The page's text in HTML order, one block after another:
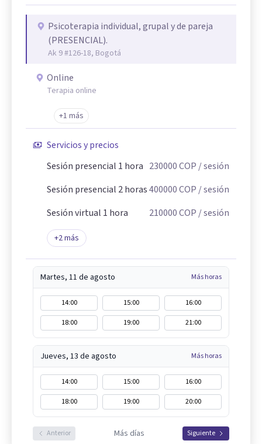
Psicoterapia individual, grupal y de pareja
(PRESENCIAL).
Ak 9 #126-18, Bogotá
Online
Terapia online
+1 más
Servicios y precios
Sesión presencial 1 hora 230000COP / sesión
Sesión presencial 2 horas400000COP / sesión
Sesión virtual 1 hora
210000COP / sesión
+2más
Martes, 11 de agosto Más horas
14:00 15:00
16:00
18:00
19:00 21:00
Jueves, 13 de agosto Más horas
14:00 15:00
16:00
18:00
19:00 20:00
Anterior Más días Siguiente